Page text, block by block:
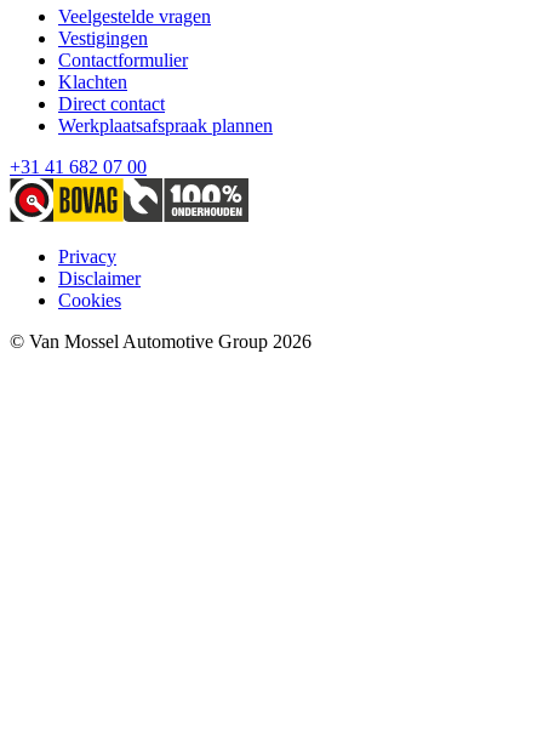
Veelgestelde vragen
Vestigingen
Contactformulier
Klachten
Direct contact
Werkplaatsafspraak plannen
+31 41 682 07 00
Privacy
Disclaimer
Cookies
© Van Mossel Automotive Group 2026